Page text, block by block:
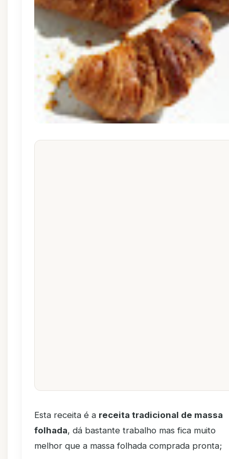
Esta receita é a receita tradicional de massa
folhada, dá bastante trabalho mas fica muito
melhor que a massa folhada comprada pronta;